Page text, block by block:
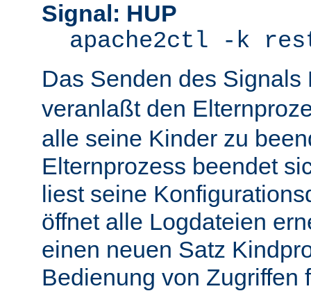
Signal: HUP
apache2ctl -k
Das Senden des Signals
veranlaßt den
alle seine Kinder zu
Elternprozess beendet
liest seine
öffnet alle Logdateien
einen neuen Satz
Bedienung von Zugriffen